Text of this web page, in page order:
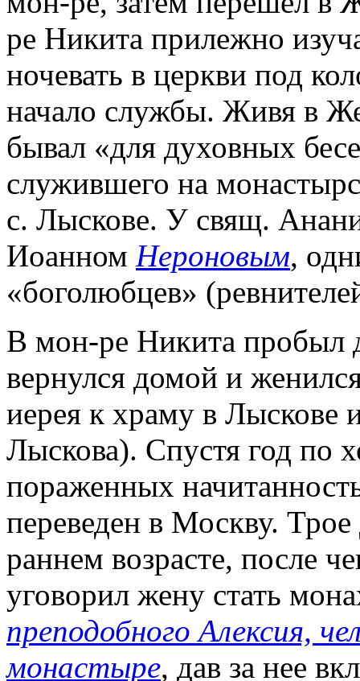
ре Никита прилежно
ночевать в церкви под
начало службы. Живя в
бывал «для духовных
служившего на
с. Лыскове. У свящ.
Иоанном Нероновым,
«боголюбцев»
В мон-ре Никита пробыл
вернулся домой и
иерея к храму в Лыскове
Лыскова). Спустя год по
пораженных
переведен в Москву.
раннем возрасте, после
уговорил жену стать
преподобного Алексия,
монастыре, дав за нее